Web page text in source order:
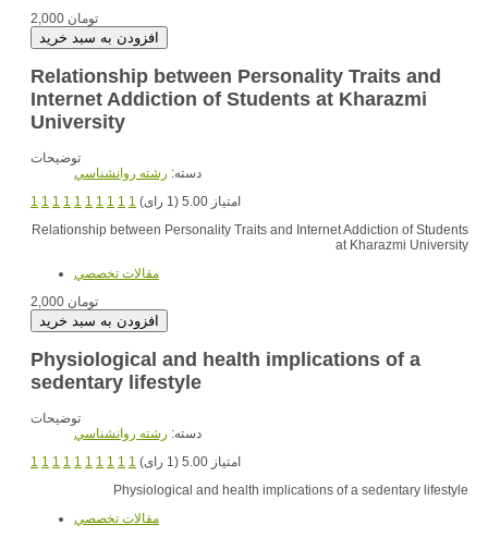
2,000 تومان
Relationship between Personality Traits and
Internet Addiction of Students at Kharazmi
University
توضیحات
دسته: رشته روانشناسي
1 1 1 1 1 1 1 1 1 1
امتیاز 5.00 (1 رای)
Relationship between Personality Traits and Internet Addiction of Students
at Kharazmi University
مقالات تخصصي
2,000 تومان
Physiological and health implications of a
sedentary lifestyle
توضیحات
دسته: رشته روانشناسي
1 1 1 1 1 1 1 1 1 1
امتیاز 5.00 (1 رای)
Physiological and health implications of a sedentary lifestyle
مقالات تخصصي